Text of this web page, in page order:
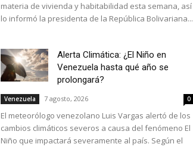
materia de vivienda y habitabilidad esta semana, así
lo informó la presidenta de la República Bolivariana...
Alerta Climática: ¿El Niño en
Venezuela hasta qué año se
prolongará?
Venezuela 7 agosto, 2026 0
El meteorólogo venezolano Luis Vargas alertó de los
cambios climáticos severos a causa del fenómeno El
Niño que impactará severamente al país. Según el